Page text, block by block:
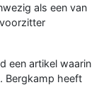
als een van
een artikel waarin
Bergkamp heeft